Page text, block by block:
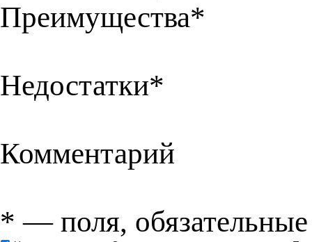
Преимущества*
Недостатки*
Комментарий
* — поля,